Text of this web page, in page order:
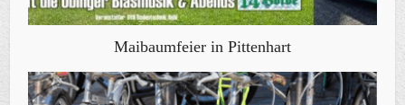
Maibaumfeier in Pittenhart